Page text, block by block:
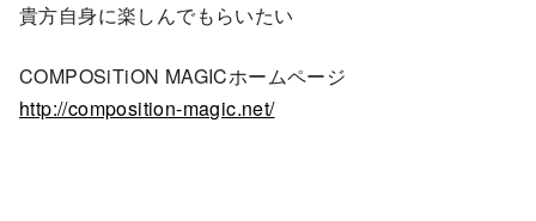
貴方自身に楽しんでもらいたい
COMPOSiTiON MAGICホームページ
http://composition-magic.net/